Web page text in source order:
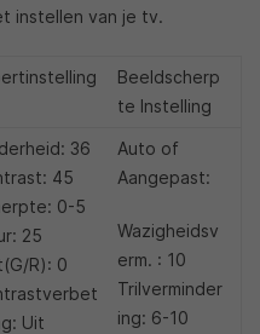
instellen van je tv.
Beeldscherp
te Instelling
36
45
0-5
25
R): 0
Uit
Auto of
Aangepast:
Wazigheidsv
erm. : 10
Trilverminder
ing: 6-10